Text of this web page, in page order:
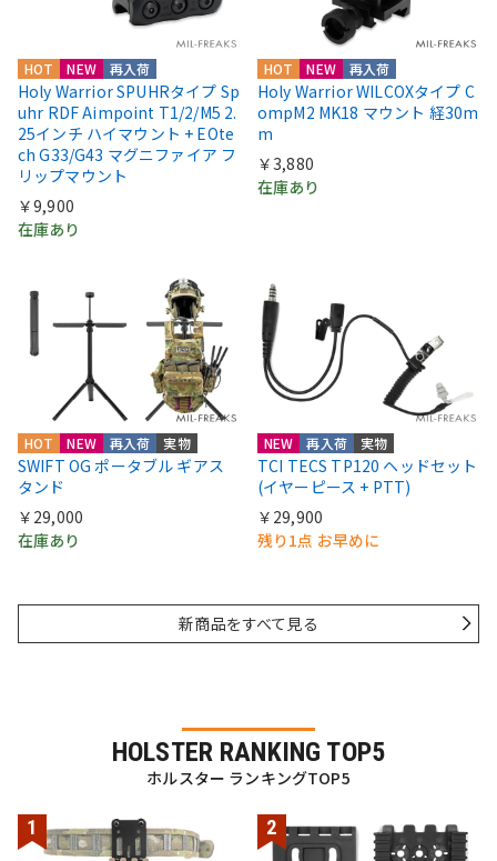
HOT NEW 再入荷
Holy Warrior SPUHRタイプ Sp
uhr RDF Aimpoint T1/2/M5 2.
25インチ ハイマウント + EOte
ch G33/G43 マグニファイア フ
リップマウント
￥9,900
在庫あり
HOT NEW 再入荷
Holy Warrior WILCOXタイプ C
ompM2 MK18 マウント 経30m
m
￥3,880
在庫あり
HOT NEW 再入荷 実物
SWIFT OG ポータブル ギアス
タンド
￥29,000
在庫あり
NEW 再入荷 実物
TCI TECS TP120 ヘッドセット
(イヤーピース + PTT)
￥29,900
残り1点 お早めに
新商品をすべて見る
HOLSTER RANKING TOP5
ホルスター ランキングTOP5